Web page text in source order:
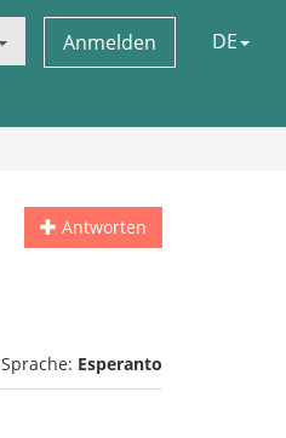
Anmelden DE
Antworten
Sprache: Esperanto